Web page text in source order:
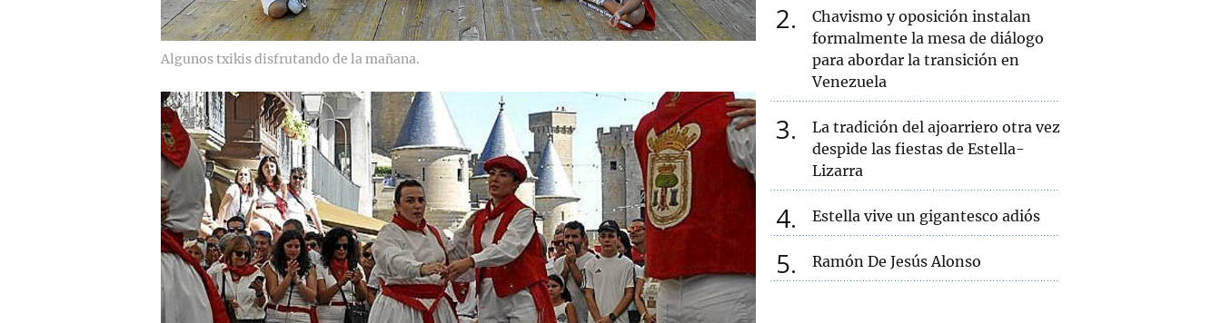
Algunos txikis disfrutando de la mañana.
2
Chavismo y oposición instalan
formalmente la mesa de diálogo
para abordar la transición en
Venezuela
3
La tradición del ajoarriero otra vez
despide las fiestas de Estella-
Lizarra
4 Estella vive un gigantesco adiós
5 Ramón De Jesús Alonso